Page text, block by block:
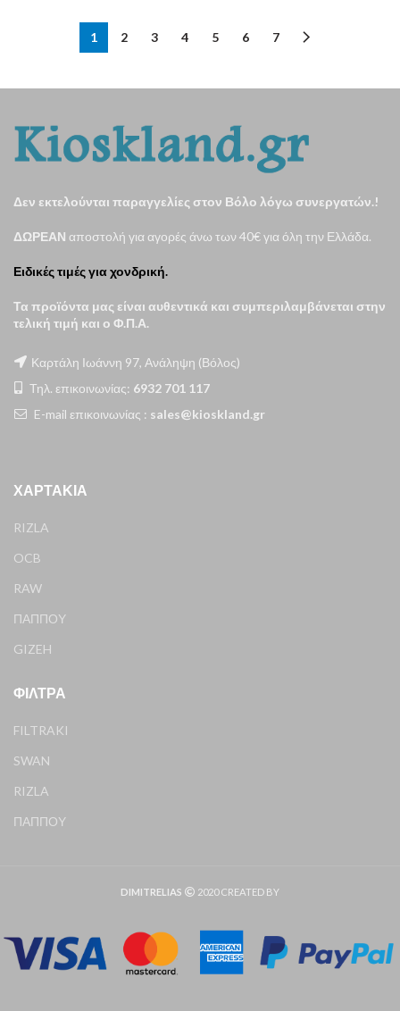
1 2 3 4 5 6 7
Δεν εκτελούνται παραγγελίες στον Βόλο λόγω συνεργατών.!
ΔΩΡΕΑΝ αποστολή για αγορές άνω των 40€ για όλη την Ελλάδα.
Ειδικές τιμές για χονδρική.
Τα προϊόντα μας είναι αυθεντικά και συμπεριλαμβάνεται στην
τελική τιμή και ο Φ.Π.Α.
Καρτάλη Ιωάννη 97, Ανάληψη (Βόλος)
Τηλ. επικοινωνίας: 6932 701 117
E-mail επικοινωνίας : sales@kioskland.gr
ΧΑΡΤΆΚΙΑ
RIZLA
OCB
RAW
ΠΑΠΠΟΥ
GIZEH
ΦΊΛΤΡΑ
FILTRAKI
SWAN
RIZLA
ΠΑΠΠΟΥ
DIMITRELIAS 2020 CREATED BY